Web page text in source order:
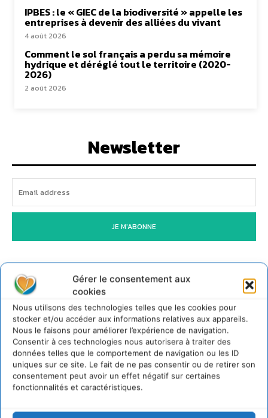
Gérer le consentement aux
cookies
Nous utilisons des technologies telles que les cookies pour
stocker et/ou accéder aux informations relatives aux appareils.
Nous le faisons pour améliorer l’expérience de navigation.
Consentir à ces technologies nous autorisera à traiter des
données telles que le comportement de navigation ou les ID
uniques sur ce site. Le fait de ne pas consentir ou de retirer son
consentement peut avoir un effet négatif sur certaines
fonctionnalités et caractéristiques.
IPBES : le « GIEC de la biodiversité » appelle les
entreprises à devenir des alliées du vivant
4 août 2026
Comment le sol français a perdu sa mémoire
hydrique et déréglé tout le territoire (2020-
2026)
2 août 2026
Newsletter
JE M'ABONNE